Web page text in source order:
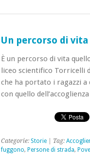
Un percorso di
È un percorso di vita
liceo scientifico Torricelli
che ha portato i ragazzi
con quello
Categorie: Storie| Tag:
fuggono, Persone di strada,